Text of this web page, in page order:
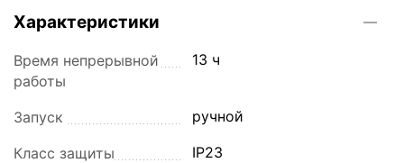
Характеристики
Время непрерывной
работы
13 ч
Запуск ручной
Класс защиты
IP23